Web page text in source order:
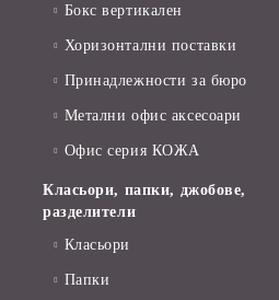
Бокс вертикален
Хоризонтални поставки
Принадлежности за бюро
Метални офис аксесоари
Офис серия КОЖА
Класьори, папки, джобове,
разделители
Класьори
Папки